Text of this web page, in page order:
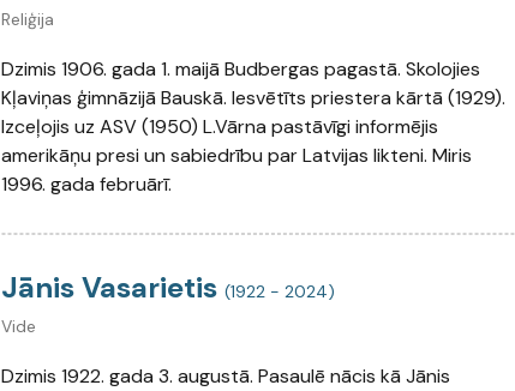
Reliģija
Dzimis 1906. gada 1. maijā Budbergas pagastā. Skolojies
Kļaviņas ģimnāzijā Bauskā. Iesvētīts priestera kārtā (1929).
Izceļojis uz ASV (1950) L.Vārna pastāvīgi informējis
amerikāņu presi un sabiedrību par Latvijas likteni. Miris
1996. gada februārī.
Jānis Vasarietis (1922 - 2024)
Vide
Dzimis 1922. gada 3. augustā. Pasaulē nācis kā Jānis